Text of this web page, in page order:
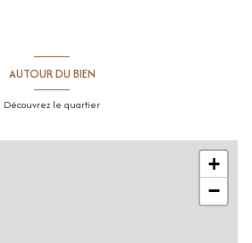
AUTOUR DU BIEN
Découvrez le quartier
+
−